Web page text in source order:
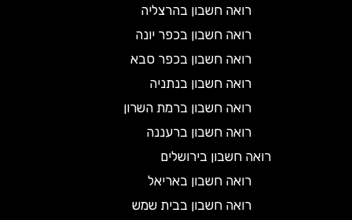
רואה חשבון בהרצליה
רואה חשבון בכפר יונה
רואה חשבון בכפר סבא
רואה חשבון בנתניה
רואה חשבון ברמת השרון
רואה חשבון ברעננה
רואה חשבון בירושלים
רואה חשבון באריאל
רואה חשבון בבית שמש